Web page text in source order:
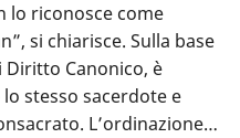
lo riconosce come
si chiarisce. Sulla base
Diritto Canonico, è
stesso sacerdote e
L’ordinazione…